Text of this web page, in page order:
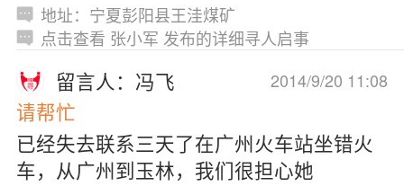
地址：宁夏彭阳县王洼煤矿
点击查看 张小军 发布的详细寻人启事
2014/9/20 11:08
留言人：冯飞
请帮忙
已经失去联系三天了在广州火车站坐错火
车，从广州到玉林，我们很担心她